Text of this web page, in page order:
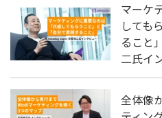
マーケ
しても
ること
二氏イ
全体像